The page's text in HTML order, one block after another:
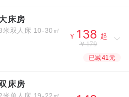
床房
米双人床 10-30㎡
￥  
起
￥179
已减41元
床房